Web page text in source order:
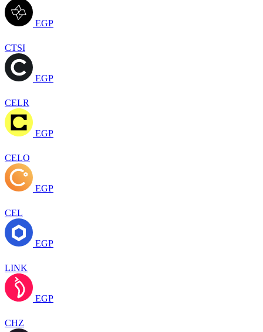
EGP
CTSI
EGP
CELR
EGP
CELO
EGP
CEL
EGP
LINK
EGP
CHZ